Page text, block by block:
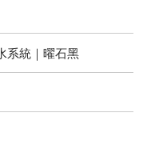
系統｜曜石黑